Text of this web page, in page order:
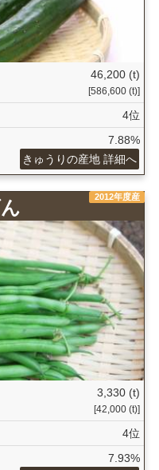
46,200 (t)
[586,600 (t)]
4位
7.88%
きゅうりの産地 詳細へ
2012年度産
3,330 (t)
[42,000 (t)]
4位
7.93%